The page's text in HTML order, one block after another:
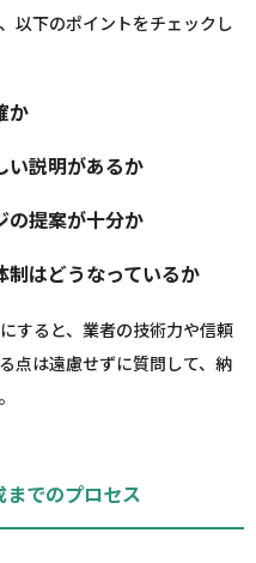
以下のポイントをチェックし
か
い説明があるか
の提案が十分か
はどうなっているか
すると、業者の技術力や信頼
点は遠慮せずに質問して、納
でのプロセス